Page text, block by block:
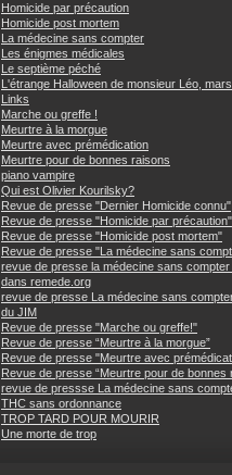
Homicide par précaution
Homicide post mortem
La médecine sans compter
Les énigmes médicales
Le septième péché
L'étrange Halloween de monsieur Léo,
Links
Marche ou greffe !
Meurtre à la morgue
Meurtre avec prémédication
Meurtre pour de bonnes raisons
piano vampire
Qui est Olivier Kourilsky?
Revue de presse "Dernier Homicide connu"
Revue de presse "Homicide par précaution"
Revue de presse "Homicide post mortem"
Revue de presse "La médecine sans
revue de presse la médecine sans
dans remede.org
revue de presse La médecine sans
du JIM
Revue de presse "Marche ou greffe!"
Revue de presse “Meurtre à la morgue”
Revue de presse "Meurtre avec
Revue de presse “Meurtre pour de bonnes
revue de pressse La médecine sans
THC sans ordonnance
TROP TARD POUR MOURIR
Une morte de trop